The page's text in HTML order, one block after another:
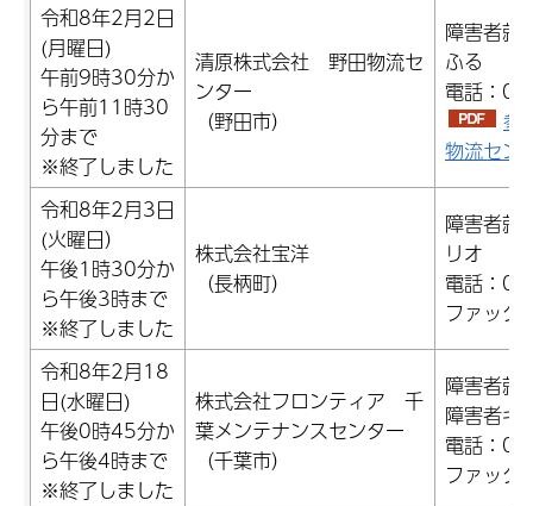
令和8年2月2日
(月曜日)
午前9時30分か
ら午前11時30
分まで
※終了しました
清原株式会社 野田物流セ
ンター
（野田市）
障害者就
ふる
電話：
参
物流セン
令和8年2月3日
(火曜日）
午後1時30分か
ら午後3時まで
※終了しました
株式会社宝洋
（長柄町）
障害者就
リオ
電話：
ファッ
令和8年2月18
日(水曜日)
午後0時45分か
ら午後4時まで
※終了しました
株式会社フロンティア 千
葉メンテナンスセンター
（千葉市）
障害者就
障害者キ
電話：
ファッ